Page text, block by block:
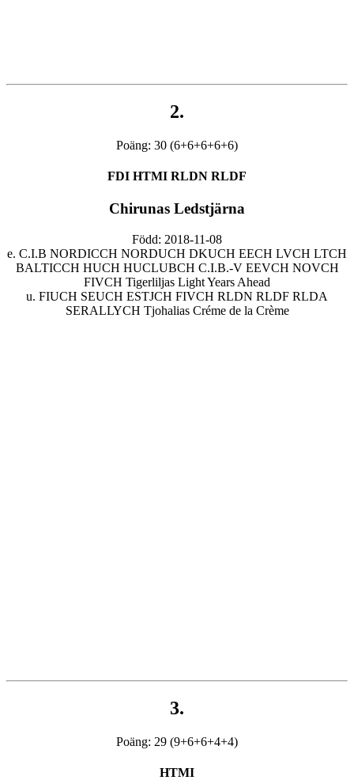
2.
Poäng: 30 (6+6+6+6+6)
FDI HTMI RLDN RLDF
Chirunas Ledstjärna
Född: 2018-11-08
e. C.I.B NORDICCH NORDUCH DKUCH EECH LVCH LTCH
BALTICCH HUCH HUCLUBCH C.I.B.-V EEVCH NOVCH
FIVCH Tigerliljas Light Years Ahead
u. FIUCH SEUCH ESTJCH FIVCH RLDN RLDF RLDA
SERALLYCH Tjohalias Créme de la Crème
3.
Poäng: 29 (9+6+6+4+4)
HTMI